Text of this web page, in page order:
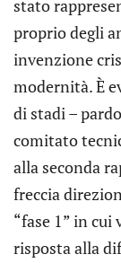
stato
proprio degli
invenzione
modernità. È
di stadi –
comitato
alla seconda
freccia
“fase 1” in
risposta alla